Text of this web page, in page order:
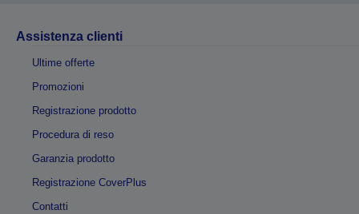
Assistenza clienti
Ultime offerte
Promozioni
Registrazione prodotto
Procedura di reso
Garanzia prodotto
Registrazione CoverPlus
Contatti